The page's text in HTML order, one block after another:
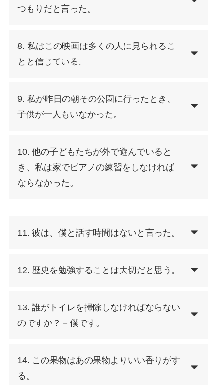
つもりだと言った。
8. 私はこの映画は多くの人に見られるこ
とと信じている。
9. 私が昨日の朝その公園に行ったとき、
子供が一人もいなかった。
10. 他の子どもたちが外で遊んでいると
き、私は家でピアノの練習をしなければ
ならなかった。
11. 彼は、僕と話す時間はないと言った。
12. 歴史を勉強することは大切だと思う。
13. 誰がトイレを掃除しなければならない
のですか？－僕です。
14. この果物はあの果物よりいい香りがす
る。